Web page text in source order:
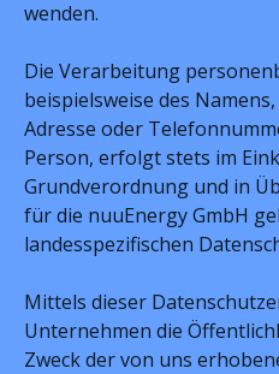
wenden.
Die Verarbeitung
beispielsweise des
Adresse oder
Person, erfolgt stets im
Grundverordnung und in
für die nuuEnergy GmbH
landesspezifischen
Mittels dieser
Unternehmen die
Zweck der von uns